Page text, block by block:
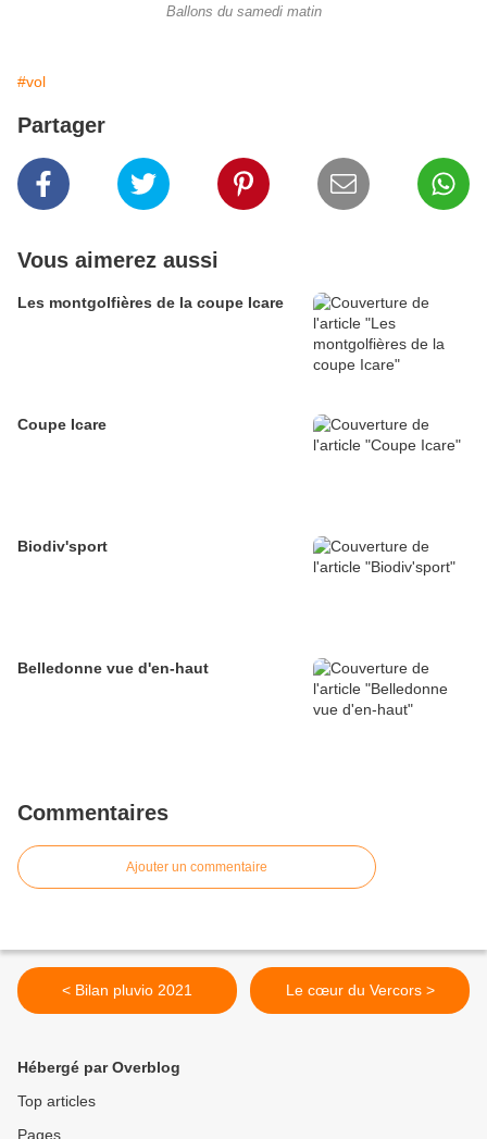
Ballons du samedi matin
#vol
Partager
Vous aimerez aussi
Les montgolfières de la coupe Icare
Coupe Icare
Biodiv'sport
Belledonne vue d'en-haut
Commentaires
Ajouter un commentaire
< Bilan pluvio 2021 Le cœur du Vercors >
Hébergé par Overblog
Top articles
Pages